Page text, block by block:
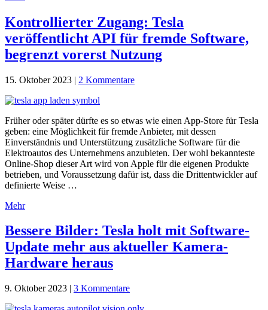
Kontrollierter Zugang: Tesla
veröffentlicht API für fremde Software,
begrenzt vorerst Nutzung
15. Oktober 2023 | 2 Kommentare
Früher oder später dürfte es so etwas wie einen App-Store für Tesla
geben: eine Möglichkeit für fremde Anbieter, mit dessen
Einverständnis und Unterstützung zusätzliche Software für die
Elektroautos des Unternehmens anzubieten. Der wohl bekannteste
Online-Shop dieser Art wird von Apple für die eigenen Produkte
betrieben, und Voraussetzung dafür ist, dass die Drittentwickler auf
definierte Weise …
Mehr
Bessere Bilder: Tesla holt mit Software-
Update mehr aus aktueller Kamera-
Hardware heraus
9. Oktober 2023 | 3 Kommentare